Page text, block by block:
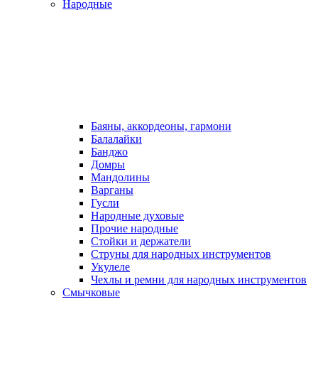
Народные
Баяны, аккордеоны, гармони
Балалайки
Банджо
Домры
Мандолины
Варганы
Гусли
Народные духовые
Прочие народные
Стойки и держатели
Струны для народных инструментов
Укулеле
Чехлы и ремни для народных инструментов
Смычковые